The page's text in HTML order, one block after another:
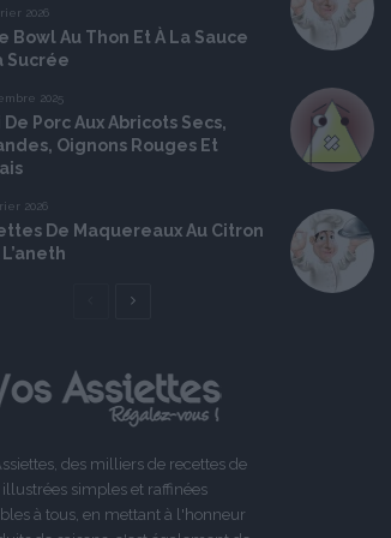
2026
Bowl Au Thon Et À La Sauce
Sucrée
2025
De Porc Aux Abricots Secs,
Oignons Rouges Et
2026
De Maquereaux Au Citron
L’aneth
Page
des milliers de recettes de
simples et raffinées
à tous, en mettant à l'honneur